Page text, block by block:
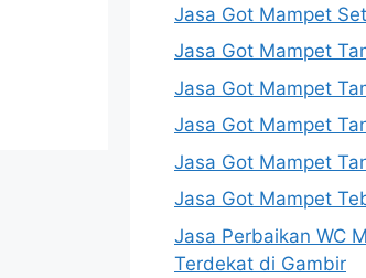
Jasa Got Mampet
Jasa Got Mampet
Jasa Got Mampet
Jasa Got Mampet
Jasa Got Mampet
Jasa Got Mampet
Jasa Perbaikan WC
Terdekat di Gambir